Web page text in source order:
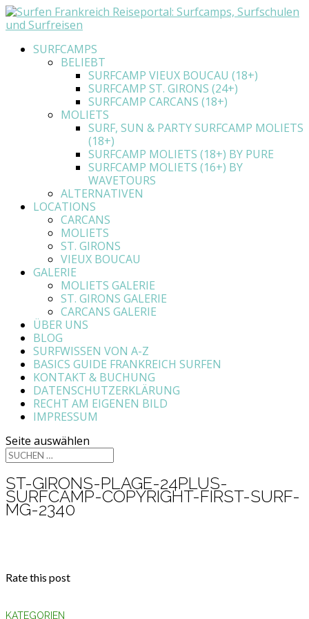
SURFCAMPS
BELIEBT
SURFCAMP VIEUX BOUCAU (18+)
SURFCAMP ST. GIRONS (24+)
SURFCAMP CARCANS (18+)
MOLIETS
SURF, SUN & PARTY SURFCAMP MOLIETS
(18+)
SURFCAMP MOLIETS (18+) BY PURE
SURFCAMP MOLIETS (16+) BY
WAVETOURS
ALTERNATIVEN
LOCATIONS
CARCANS
MOLIETS
ST. GIRONS
VIEUX BOUCAU
GALERIE
MOLIETS GALERIE
ST. GIRONS GALERIE
CARCANS GALERIE
ÜBER UNS
BLOG
SURFWISSEN VON A-Z
BASICS GUIDE FRANKREICH SURFEN
KONTAKT & BUCHUNG
DATENSCHUTZERKLÄRUNG
RECHT AM EIGENEN BILD
IMPRESSUM
Seite auswählen
ST-GIRONS-PLAGE-24PLUS-
SURFCAMP-COPYRIGHT-FIRST-SURF-
MG-2340
Rate this post
KATEGORIEN